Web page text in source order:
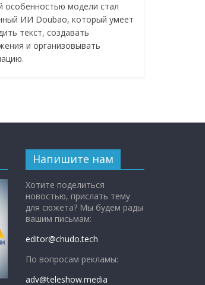
особенностью модели стал
ИИ Doubao, который умеет
текст, создавать
и организовывать
Напишите нам
Хотите поделиться
новостью, прислать тему
для сюжета? Мы будем рады
вашим письмам:
editor@chudo.tech
По вопросам рекламы:
adv@teleshow.media